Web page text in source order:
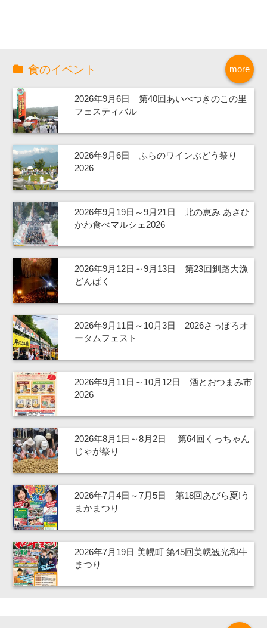
more
食のイベント
2026年9月6日 第40回あいべつきのこの里
フェスティバル
2026年9月6日 ふらのワインぶどう祭り
2026
2026年9月19日～9月21日 北の恵み あさひ
かわ食べマルシェ2026
2026年9月12日～9月13日 第23回釧路大漁
どんぱく
2026年9月11日～10月3日 2026さっぽろオ
ータムフェスト
2026年9月11日～10月12日 酒とおつまみ市
2026
2026年8月1日～8月2日 第64回くっちゃん
じゃが祭り
2026年7月4日～7月5日 第18回あびら夏!う
まかまつり
2026年7月19日 美幌町 第45回美幌観光和牛
まつり